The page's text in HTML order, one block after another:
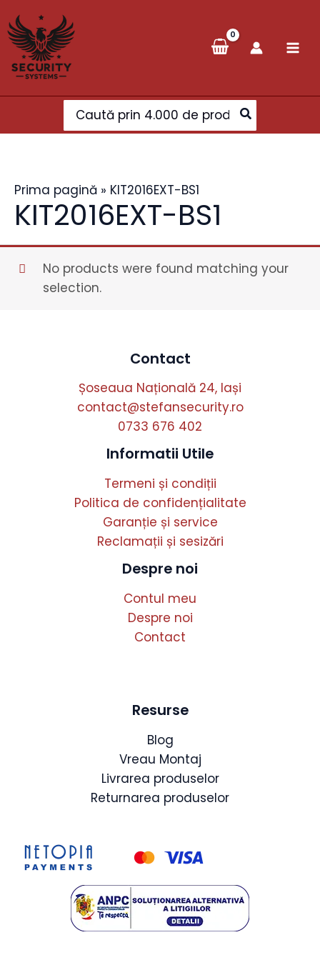
to
content
Search
for:
Prima pagină » KIT2016EXT-BS1
KIT2016EXT-BS1
No products were found matching your
selection.
Contact
Șoseaua Națională 24, Iași
contact@stefansecurity.ro
0733 676 402
Informatii Utile
Termeni și condiții
Politica de confidențialitate
Garanție și service
Reclamații și sesizări
Despre noi
Contul meu
Despre noi
Contact
Resurse
Blog
Vreau Montaj
Livrarea produselor
Returnarea produselor